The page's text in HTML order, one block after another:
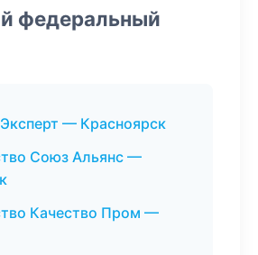
федеральный
— Красноярск
Союз Альянс —
Качество Пром —